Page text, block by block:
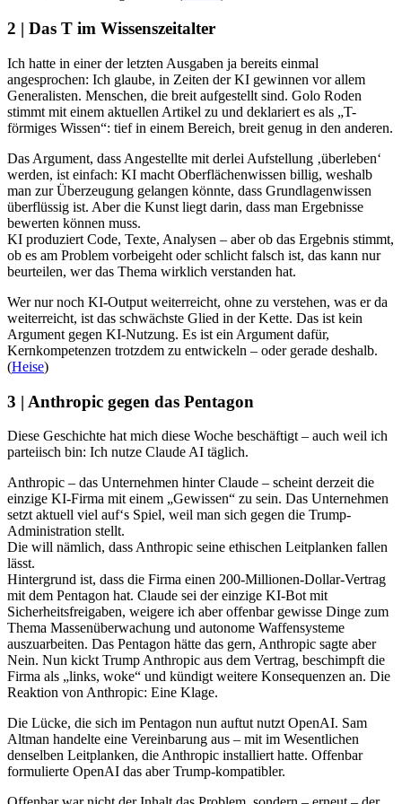
2 | Das T im Wissenszeitalter
Ich hatte in einer der letzten Ausgaben ja bereits einmal
angesprochen: Ich glaube, in Zeiten der KI gewinnen vor allem
Generalisten. Menschen, die breit aufgestellt sind. Golo Roden
stimmt mit einem aktuellen Artikel zu und deklariert es als „T-
förmiges Wissen“: tief in einem Bereich, breit genug in den anderen.
Das Argument, dass Angestellte mit derlei Aufstellung ‚überleben‘
werden, ist einfach: KI macht Oberflächenwissen billig, weshalb
man zur Überzeugung gelangen könnte, dass Grundlagenwissen
überflüssig ist. Aber die Kunst liegt darin, dass man Ergebnisse
bewerten können muss.
KI produziert Code, Texte, Analysen – aber ob das Ergebnis stimmt,
ob es am Problem vorbeigeht oder schlicht falsch ist, das kann nur
beurteilen, wer das Thema wirklich verstanden hat.
Wer nur noch KI-Output weiterreicht, ohne zu verstehen, was er da
weiterreicht, ist das schwächste Glied in der Kette. Das ist kein
Argument gegen KI-Nutzung. Es ist ein Argument dafür,
Kernkompetenzen trotzdem zu entwickeln – oder gerade deshalb.
(Heise)
3 | Anthropic gegen das Pentagon
Diese Geschichte hat mich diese Woche beschäftigt – auch weil ich
parteiisch bin: Ich nutze Claude AI täglich.
Anthropic – das Unternehmen hinter Claude – scheint derzeit die
einzige KI-Firma mit einem „Gewissen“ zu sein. Das Unternehmen
setzt aktuell viel auf‘s Spiel, weil man sich gegen die Trump-
Administration stellt.
Die will nämlich, dass Anthropic seine ethischen Leitplanken fallen
lässt.
Hintergrund ist, dass die Firma einen 200-Millionen-Dollar-Vertrag
mit dem Pentagon hat. Claude sei der einzige KI-Bot mit
Sicherheitsfreigaben, weigere ich aber offenbar gewisse Dinge zum
Thema Massenüberwachung und autonome Waffensysteme
auszuarbeiten. Das Pentagon hätte das gern, Anthropic sagte aber
Nein. Nun kickt Trump Anthropic aus dem Vertrag, beschimpft die
Firma als „links, woke“ und kündigt weitere Konsequenzen an. Die
Reaktion von Anthropic: Eine Klage.
Die Lücke, die sich im Pentagon nun auftut nutzt OpenAI. Sam
Altman handelte eine Vereinbarung aus – mit im Wesentlichen
denselben Leitplanken, die Anthropic installiert hatte. Offenbar
formulierte OpenAI das aber Trump-kompatibler.